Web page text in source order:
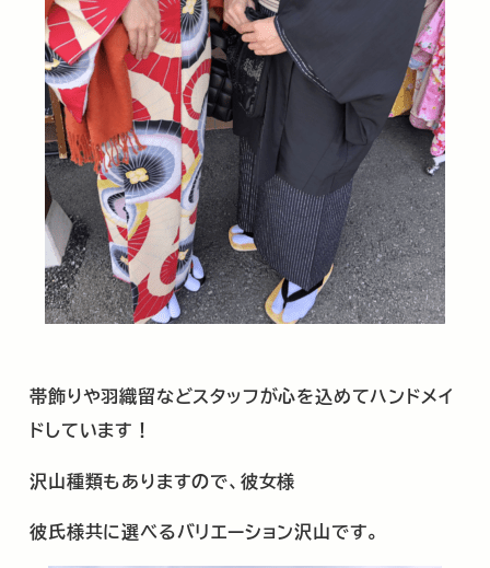
帯飾りや羽織留などスタッフが心を込めてハンドメイ
ドしています！
沢山種類もありますので、彼女様
彼氏様共に選べるバリエーション沢山です。